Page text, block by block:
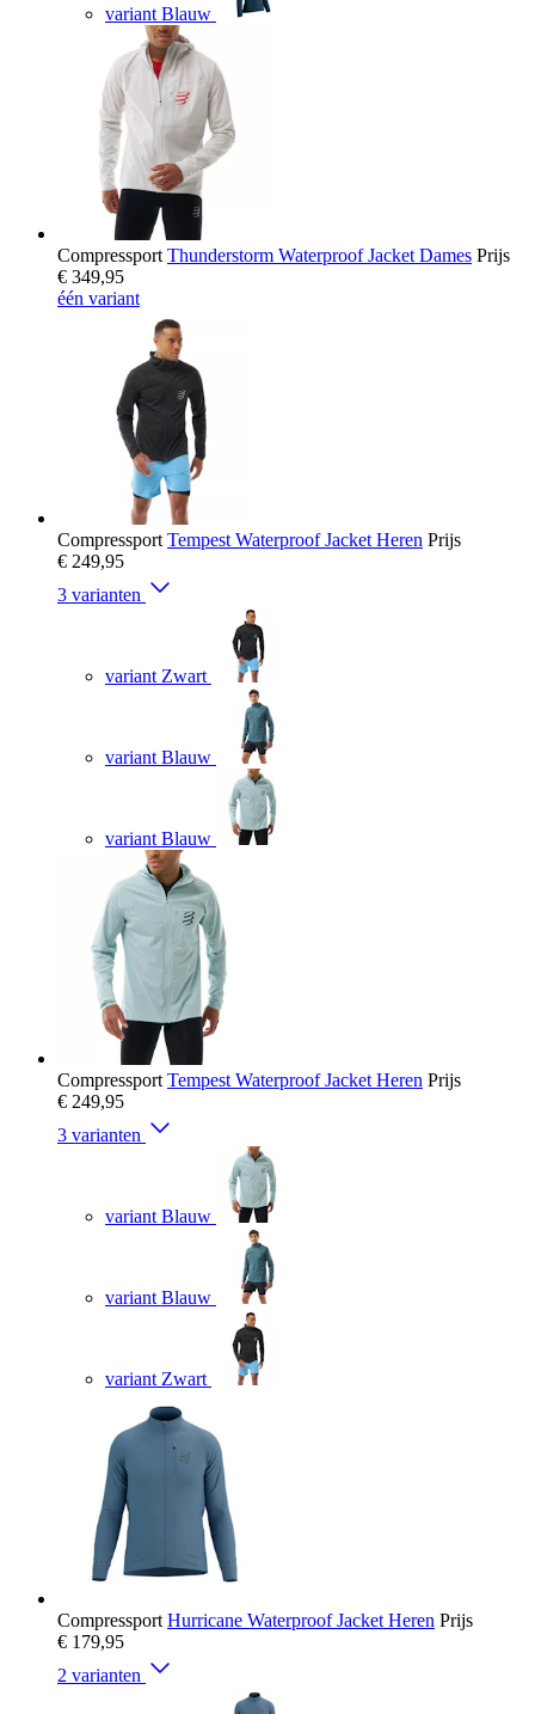
variant Blauw
Compressport Thunderstorm Waterproof Jacket Dames Prijs
€ 349,95
één variant
Compressport Tempest Waterproof Jacket Heren Prijs
€ 249,95
3 varianten
variant Zwart
variant Blauw
variant Blauw
Compressport Tempest Waterproof Jacket Heren Prijs
€ 249,95
3 varianten
variant Blauw
variant Blauw
variant Zwart
Compressport Hurricane Waterproof Jacket Heren Prijs
€ 179,95
2 varianten